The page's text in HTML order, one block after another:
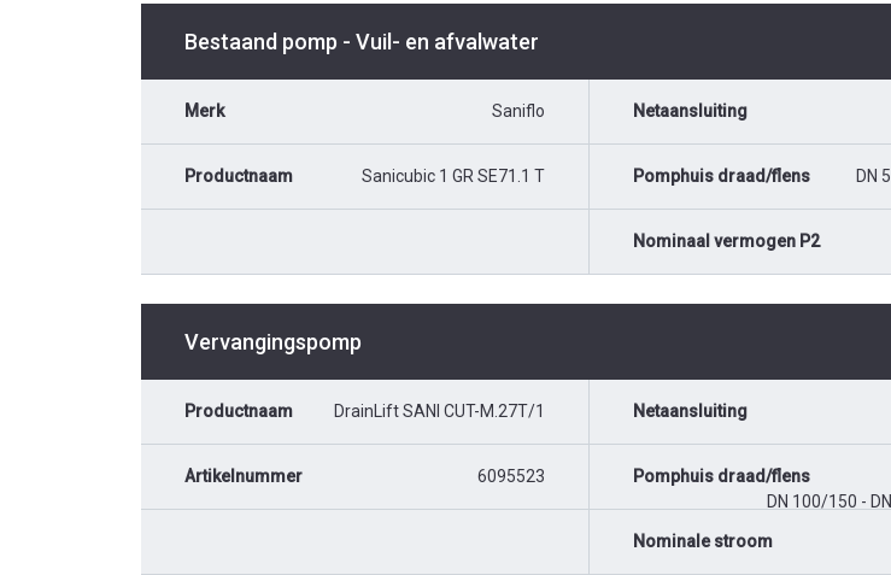
Bestaand pomp - Vuil- en afvalwater
Merk Saniflo
Productnaam Sanicubic 1 GR SE71.1 T
Netaansluiting
Pomphuis draad/flens DN
Nominaal vermogen P2
Vervangingspomp
Productnaam DrainLift SANI CUT-M.27T/1
Artikelnummer 6095523
Netaansluiting
Pomphuis draad/flens
DN 100/150 -
Nominale stroom